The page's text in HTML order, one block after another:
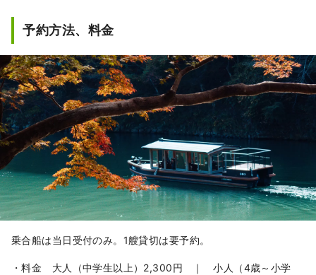
予約方法、料金
乗合船は当日受付のみ。1艘貸切は要予約。
・料金 大人（中学生以上）2,300円 ｜ 小人（4歳～小学